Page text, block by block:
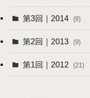
第3回｜2014 (8)
第2回｜2013 (9)
第1回｜2012 (21)